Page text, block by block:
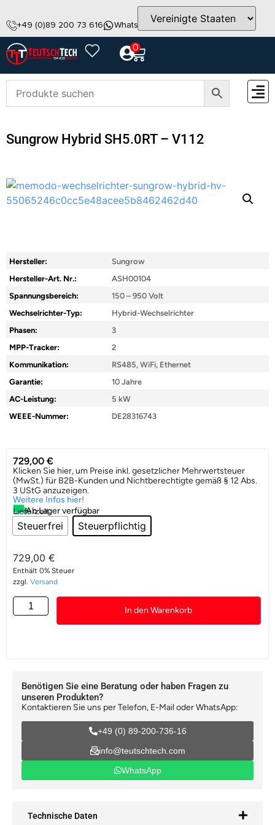
+49 (0)89 200 73 616 WhatsApp info@teutschtech.com
0
Sungrow Hybrid SH5.0RT – V112
Hersteller:
Sungrow
Hersteller-Art. Nr.:
ASH00104
Spannungsbereich:
150 – 950 Volt
Wechselrichter-Typ:
Hybrid-Wechselrichter
Phasen:
3
MPP-Tracker:
2
Kommunikation:
RS485, WiFi, Ethernet
Garantie:
10 Jahre
AC-Leistung:
5 kW
WEEE-Nummer:
DE28316743
729,00 €
Klicken Sie hier, um Preise inkl. gesetzlicher Mehrwertsteuer
(MwSt.) für B2B-Kunden und Nichtberechtigte gemäß § 12 Abs.
3 UStG anzuzeigen.
Weitere Infos hier!
Ab Lager verfügbar
Lieferzeit:
Steuerfrei Steuerpflichtig
729,00 €
Enthält 0% Steuer
zzgl. Versand
In den Warenkorb
Technische Daten
Benötigen Sie eine Beratung oder haben Fragen zu
unseren Produkten?
Kontaktieren Sie uns per Telefon, E-Mail oder WhatsApp:
+49 (0) 89-200-736-16
info@teutschtech.com
WhatsApp